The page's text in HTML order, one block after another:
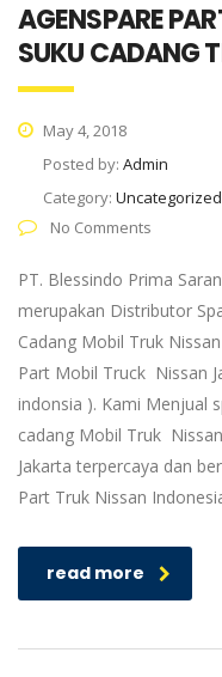
AGENSPARE
SUKU CADANG
May 4, 2018
Posted by: Admin
Category: Uncategorized
No Comments
PT. Blessindo Prima
merupakan Distributor
Cadang Mobil Truk
Part Mobil Truck Nissan
indonsia ). Kami Menjual
cadang Mobil Truk
Jakarta terpercaya dan
Part Truk Nissan
read more